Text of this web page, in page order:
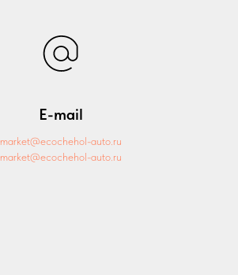
E-mail
market@ecochehol-auto.ru
market@ecochehol-auto.ru